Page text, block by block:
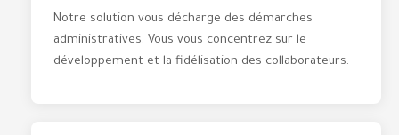
Notre solution vous décharge des démarches
administratives. Vous vous concentrez sur le
développement et la fidélisation des collaborateurs.